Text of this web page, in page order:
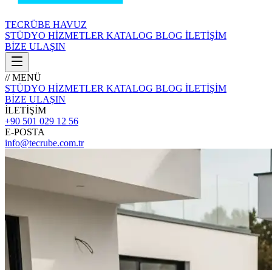
TECRÜBE HAVUZ
STÜDYO HİZMETLER KATALOG BLOG İLETİŞİM
BİZE ULAŞIN
// MENÜ
STÜDYO HİZMETLER KATALOG BLOG İLETİŞİM
BİZE ULAŞIN
İLETİŞİM
+90 501 029 12 56
E-POSTA
info@tecrube.com.tr